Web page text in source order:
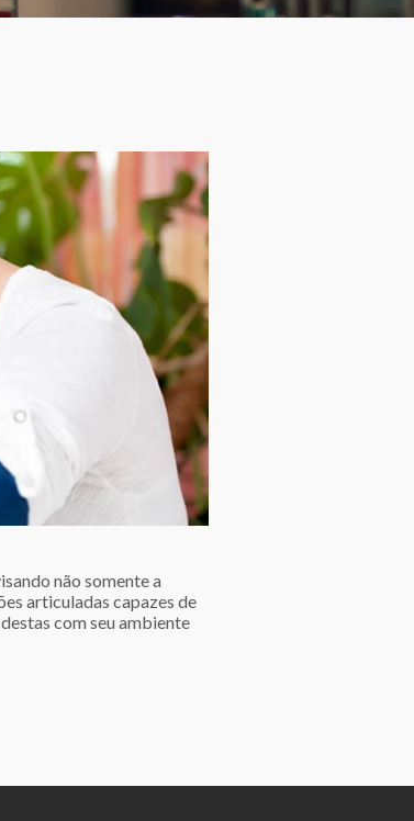
não somente a
articuladas capazes de
com seu ambiente